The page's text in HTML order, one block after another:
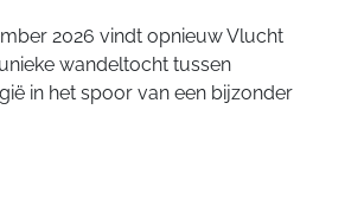
2026 vindt opnieuw Vlucht
wandeltocht tussen
in het spoor van een bijzonder